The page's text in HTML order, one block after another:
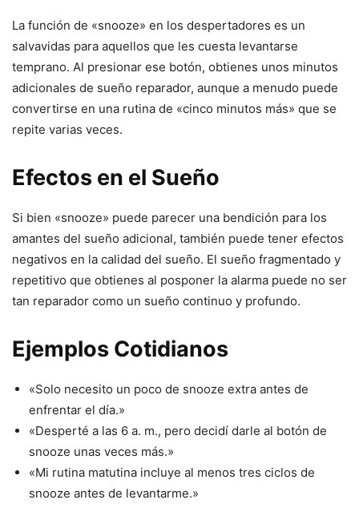
La función de «snooze» en los despertadores es un
salvavidas para aquellos que les cuesta levantarse
temprano. Al presionar ese botón, obtienes unos minutos
adicionales de sueño reparador, aunque a menudo puede
convertirse en una rutina de «cinco minutos más» que se
repite varias veces.
Efectos en el Sueño
Si bien «snooze» puede parecer una bendición para los
amantes del sueño adicional, también puede tener efectos
negativos en la calidad del sueño. El sueño fragmentado y
repetitivo que obtienes al posponer la alarma puede no ser
tan reparador como un sueño continuo y profundo.
Ejemplos Cotidianos
«Solo necesito un poco de snooze extra antes de
enfrentar el día.»
«Desperté a las 6 a. m., pero decidí darle al botón de
snooze unas veces más.»
«Mi rutina matutina incluye al menos tres ciclos de
snooze antes de levantarme.»